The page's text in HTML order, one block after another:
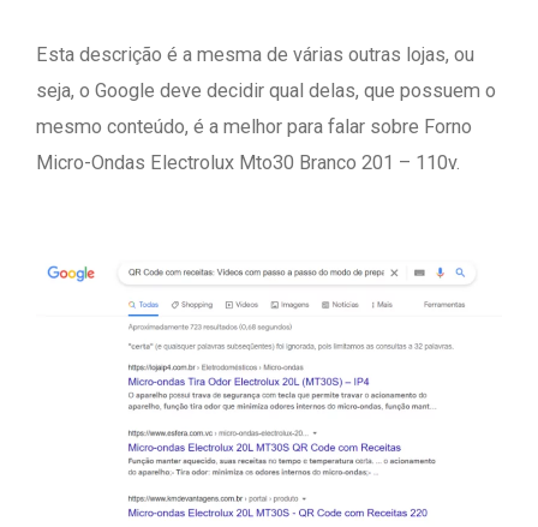
Esta descrição é a mesma de várias outras lojas, ou
seja, o Google deve decidir qual delas, que possuem o
mesmo conteúdo, é a melhor para falar sobre Forno
Micro-Ondas Electrolux Mto30 Branco 201 – 110v.